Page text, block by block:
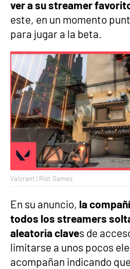
ver a su streamer
este, en un momento
para jugar a la beta.
Valorant | Riot Games
En su anuncio, la
todos los streamers
aleatoria claves de
limitarse a unos pocos
acompañan indicando